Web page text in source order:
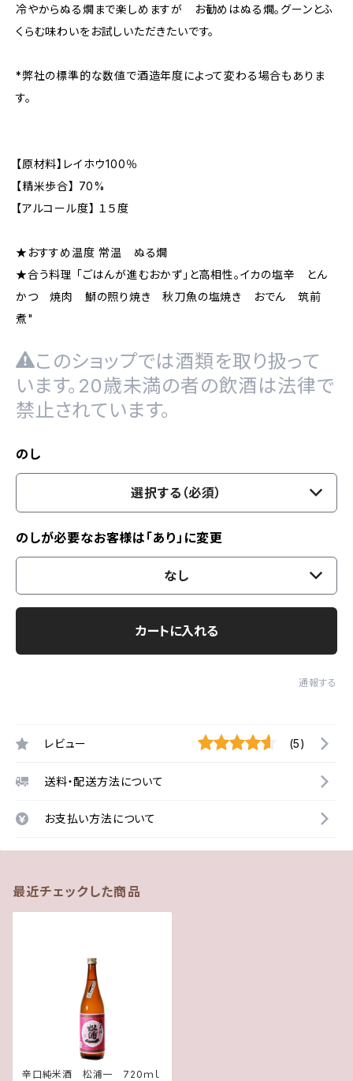
冷やからぬる燗まで楽しめますが お勧めはぬる燗。グーンとふ
くらむ味わいをお試しいただきたいです。
*弊社の標準的な数値で酒造年度によって変わる場合もありま
す。
【原材料】レイホウ100％
【精米歩合】 70%
【アルコール度】 １５度
★おすすめ温度 常温 ぬる燗
★合う料理 「ごはんが進むおかず」と高相性。イカの塩辛 とん
かつ 焼肉 鰤の照り焼き 秋刀魚の塩焼き おでん 筑前
煮"
このショップでは酒類を取り扱って
います。20歳未満の者の飲酒は法律で
禁止されています。
のし
選択する（必須）
のしが必要なお客様は「あり」に変更
なし
カートに入れる
通報する
レビュー (5)
送料・配送方法について
お支払い方法について
最近チェックした商品
辛口純米酒 松浦一 720ｍｌ